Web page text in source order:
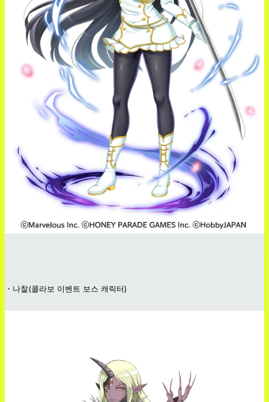
・나찰(콜라보 이벤트 보스 캐릭터)